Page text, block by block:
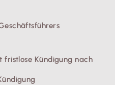
fristlose Kündigung nach